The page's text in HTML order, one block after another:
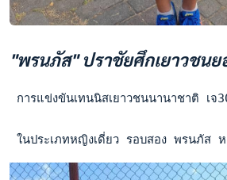
"พรนภัส" ปราชัยศึกเยาวชนย
การแข่งขันเทนนิสเยาวชนนานาชาติ เ
ในประเภทหญิงเดี่ยว รอบสอง พรนภัส